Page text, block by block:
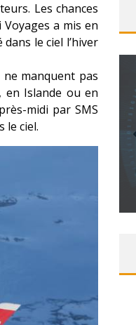
Les chances
a mis en
le ciel l’hiver
ne manquent pas
en Islande ou en
midi par SMS
le ciel.
DE L’AVENT – UNE
EDITION »